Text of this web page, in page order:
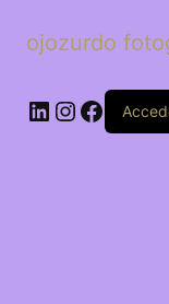
ojozurdo
LinkedIn